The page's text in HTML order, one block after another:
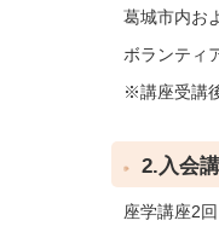
葛城市内お
ボランティ
※講座受講
2.入会
座学講座2回